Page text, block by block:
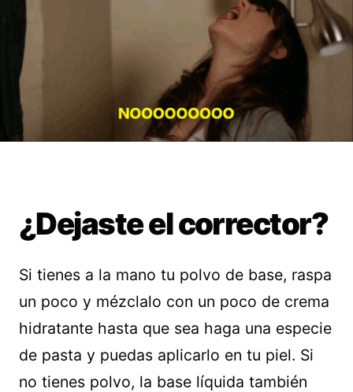
¿Dejaste el corrector?
Si tienes a la mano tu polvo de base, raspa
un poco y mézclalo con un poco de crema
hidratante hasta que sea haga una especie
de pasta y puedas aplicarlo en tu piel. Si
no tienes polvo, la base líquida también